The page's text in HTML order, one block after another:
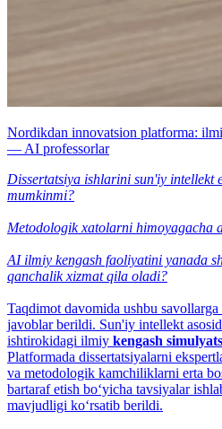
Nordikdan innovatsion platforma:
— AI professorlar
Dissertatsiya ishlarini sun'iy intellekt
mumkinmi?
Metodologik xatolarni himoyagacha
AI ilmiy kengash faoliyatini yanada
qanchalik xizmat qila oladi?
Taqdimot davomida ushbu
javoblar berildi. Sun'iy intellekt
ishtirokidagi ilmiy kengash
Platformada dissertatsiyalarni
va metodologik kamchiliklarni erta
bartaraf etish bo‘yicha tavsiyalar
mavjudligi ko‘rsatib berildi.